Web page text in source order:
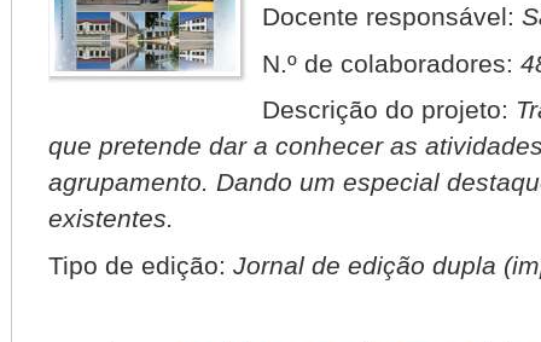
Docente responsável:
N.º de colaboradores:
Descrição do projeto:
que pretende dar a conhecer as
agrupamento. Dando um especial
existentes.
Tipo de edição: Jornal de edição dupla